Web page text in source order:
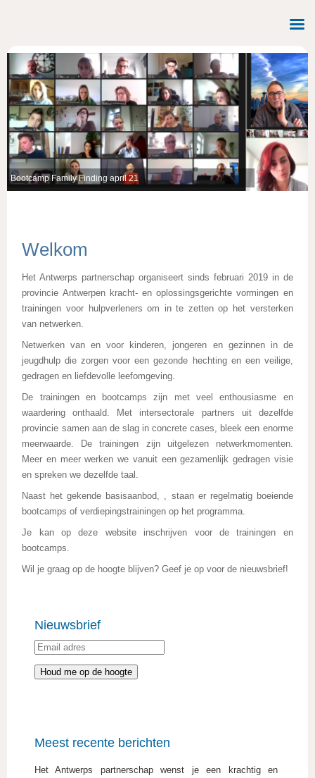
Eerste training in tijden van Corona
Welkom
Het Antwerps partnerschap organiseert sinds februari 2019 in de
provincie Antwerpen kracht- en oplossingsgerichte vormingen en
trainingen voor hulpverleners om in te zetten op het versterken
van netwerken.
Netwerken van en voor kinderen, jongeren en gezinnen in de
jeugdhulp die zorgen voor een gezonde hechting en een veilige,
gedragen en liefdevolle leefomgeving.
De trainingen en bootcamps zijn met veel enthousiasme en
waardering onthaald. Met intersectorale partners uit dezelfde
provincie samen aan de slag in concrete cases, bleek een enorme
meerwaarde. De trainingen zijn uitgelezen netwerkmomenten.
Meer en meer werken we vanuit een gezamenlijk gedragen visie
en spreken we dezelfde taal.
Naast het gekende basisaanbod, , staan er regelmatig boeiende
bootcamps of verdiepingstrainingen op het programma.
Je kan op deze website inschrijven voor de trainingen en
bootcamps.
Wil je graag op de hoogte blijven? Geef je op voor de nieuwsbrief!
Nieuwsbrief
Meest recente berichten
Het Antwerps partnerschap wenst je een krachtig en